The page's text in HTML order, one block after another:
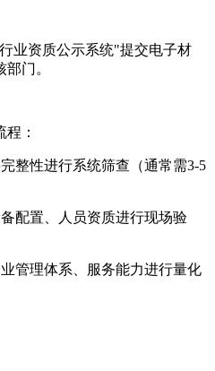
业资质公示系统"提交电子材
部门。
程：
整性进行系统筛查（通常需3-5
配置、人员资质进行现场验
管理体系、服务能力进行量化